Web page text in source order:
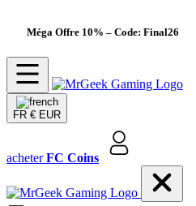
Méga Offre 10% – Code: Final26
FR € EUR
acheterFC Coins